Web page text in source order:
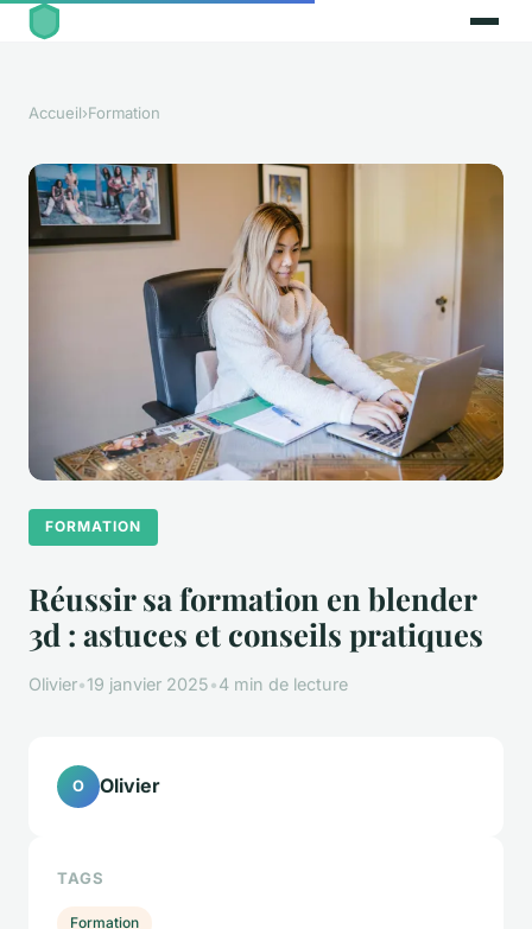
Accueil›Formation
FORMATION
Réussir sa formation en blender
3d : astuces et conseils pratiques
Olivier•19 janvier 2025•4 min de lecture
O Olivier
TAGS
Formation